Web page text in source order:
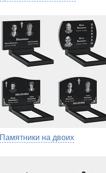
Памятники на двоих